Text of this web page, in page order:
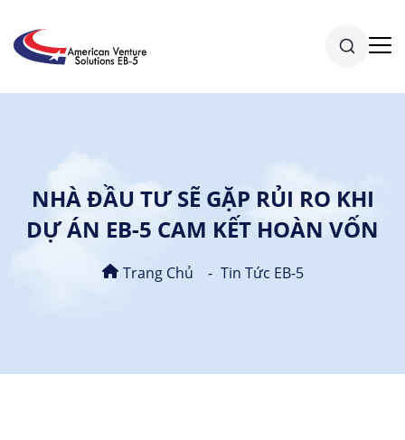
NHÀ ĐẦU TƯ SẼ GẶP RỦI RO KHI
DỰ ÁN EB-5 CAM KẾT HOÀN VỐN
Trang Chủ Tin Tức EB-5